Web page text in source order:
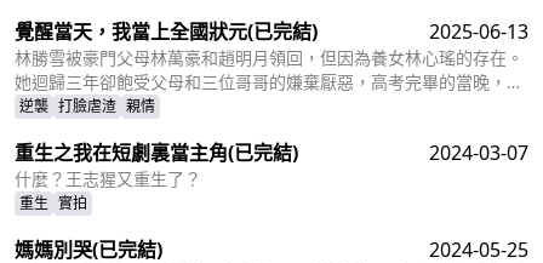
覺醒當天，我當上全國狀元(已完結) 2025-06-13
林勝雪被豪門父母林萬豪和趙明月領回，但因為養女林心瑤的存在。
她迴歸三年卻飽受父母和三位哥哥的嫌棄厭惡，高考完畢的當晚，更
是因為救出被林心瑤撞成植物人的傅芊芊，被親生父母和三個哥哥聯
面對三位哥哥施捨和不屑，林勝雪果斷跟她們斷絕關係，還在狀元宴
上用全國狀元的滿分成績，橫掃父母和三位哥哥嘲笑和不屑。
逆襲 打臉虐渣 親情
重生之我在短劇裏當主角(已完結) 2024-03-07
什麼？王志猩又重生了？
重生 實拍
媽媽別哭(已完結) 2024-05-25